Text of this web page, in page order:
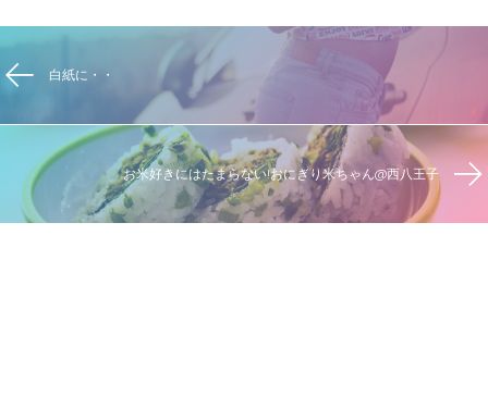
白紙に・・
お米好きにはたまらない!おにぎり米ちゃん@西八王子